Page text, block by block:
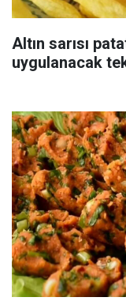
Altın sarısı
uygulanacak